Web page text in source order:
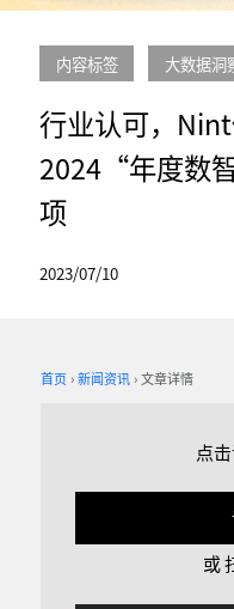
2023/07/10
行业认可，
2024“年度数
项
内容标签 大数据洞
首页 新闻资讯 文章详情
点
或